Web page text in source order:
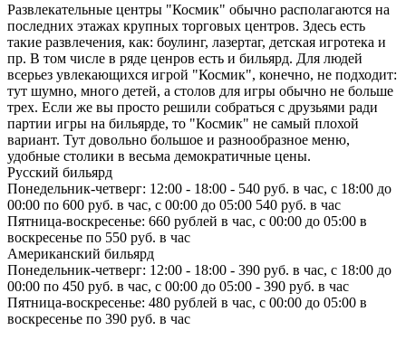
Развлекательные центры "Космик" обычно располагаются на
последних этажах крупных торговых центров. Здесь есть
такие развлечения, как: боулинг, лазертаг, детская игротека и
пр. В том числе в ряде ценров есть и бильярд. Для людей
всерьез увлекающихся игрой "Космик", конечно, не подходит:
тут шумно, много детей, а столов для игры обычно не больше
трех. Если же вы просто решили собраться с друзьями ради
партии игры на бильярде, то "Космик" не самый плохой
вариант. Тут довольно большое и разнообразное меню,
удобные столики в весьма демократичные цены.
Русский бильярд
Понедельник-четверг: 12:00 - 18:00 - 540 руб. в час, с 18:00 до
00:00 по 600 руб. в час, с 00:00 до 05:00 540 руб. в час
Пятница-воскресенье: 660 рублей в час, с 00:00 до 05:00 в
воскресенье по 550 руб. в час
Американский бильярд
Понедельник-четверг: 12:00 - 18:00 - 390 руб. в час, с 18:00 до
00:00 по 450 руб. в час, с 00:00 до 05:00 - 390 руб. в час
Пятница-воскресенье: 480 рублей в час, с 00:00 до 05:00 в
воскресенье по 390 руб. в час